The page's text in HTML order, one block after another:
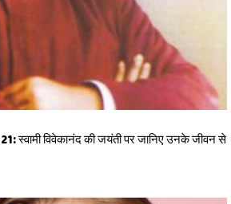
विवेकानंद की जयंती पर जानिए उनके जीवन से